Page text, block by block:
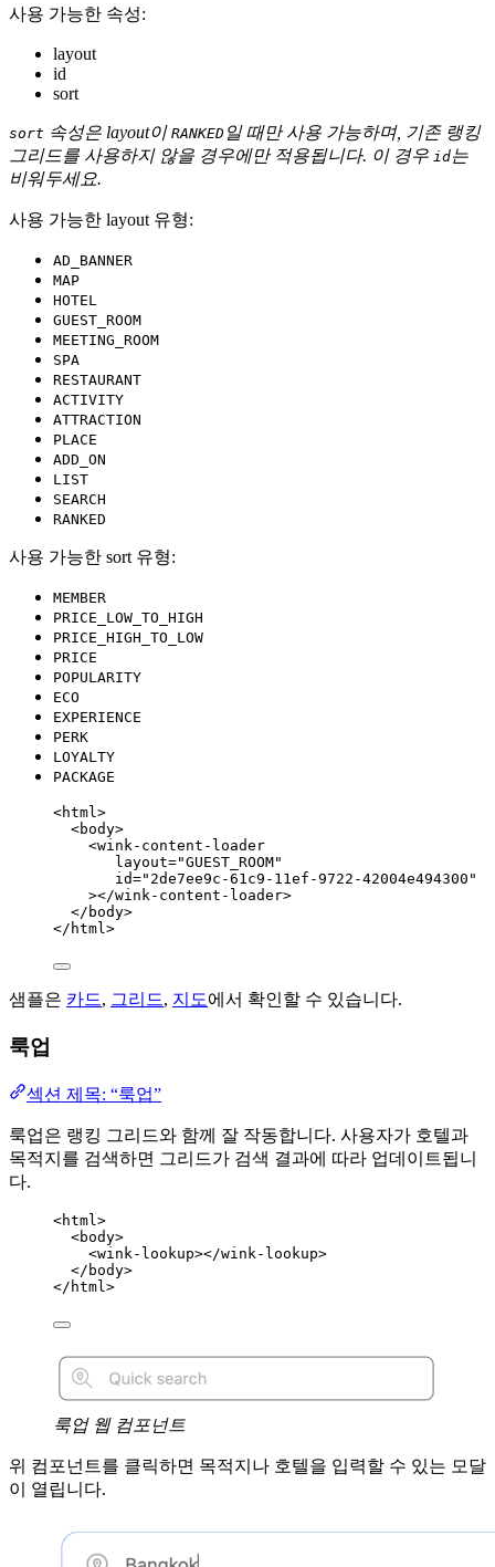
사용 가능한 속성:
layout
id
sort
sort 속성은 layout이 RANKED 일 때만 사용 가능하며, 기존 랭킹
그리드를 사용하지 않을 경우에만 적용됩니다. 이 경우 id는
비워두세요.
사용 가능한 layout 유형:
AD_BANNER
MAP
HOTEL
GUEST_ROOM
MEETING_ROOM
SPA
RESTAURANT
ACTIVITY
ATTRACTION
PLACE
ADD_ON
LIST
SEARCH
RANKED
사용 가능한 sort 유형:
MEMBER
PRICE_LOW_TO_HIGH
PRICE_HIGH_TO_LOW
PRICE
POPULARITY
ECO
EXPERIENCE
PERK
LOYALTY
PACKAGE
<html>
<body>
<wink-content-loader
layout="GUEST_ROOM"
id=" 2de7ee9c-61c9-11ef-9722-42004e494300 "
></wink-content-loader>
</ body>
</ html>
샘플은 카드, 그리드, 지도에서 확인할 수 있습니다.
룩업
섹션 제목: “룩업”
룩업은 랭킹 그리드와 함께 잘 작동합니다. 사용자가 호텔과
목적지를 검색하면 그리드가 검색 결과에 따라 업데이트됩니
다.
<html >
<body>
<wink-lookup></wink-lookup>
</ body>
</ html >
룩업 웹 컴포넌트
위 컴포넌트를 클릭하면 목적지나 호텔을 입력할 수 있는 모달
이 열립니다.